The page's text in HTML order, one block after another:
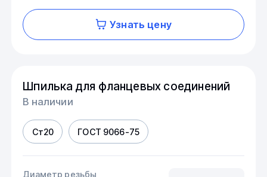
Узнать цену
Шпилька для фланцевых соединений
В наличии
Ст20 ГОСТ 9066-75
Диаметр резьбы